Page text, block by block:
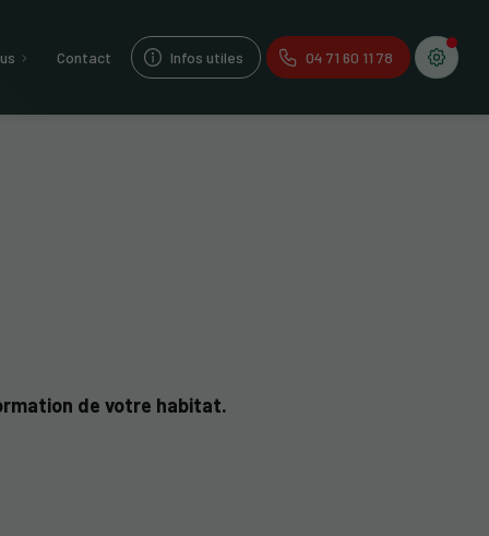
Contact Infos utiles 04 71 60 11 78
de votre habitat.